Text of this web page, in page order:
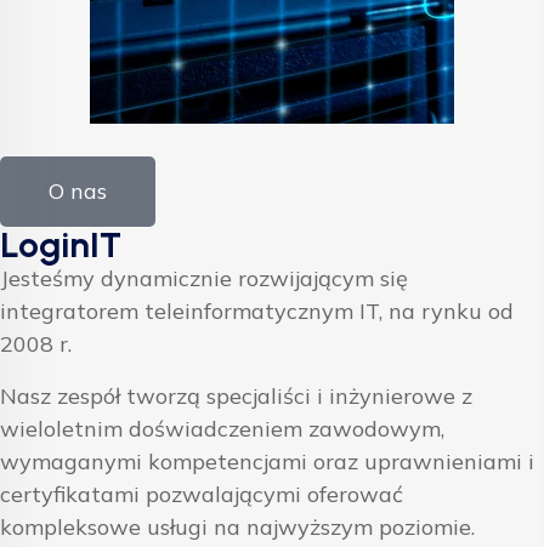
O nas
LoginIT
Jesteśmy dynamicznie rozwijającym się
integratorem teleinformatycznym IT, na rynku od
2008 r.
Nasz zespół tworzą specjaliści i inżynierowe z
wieloletnim doświadczeniem zawodowym,
wymaganymi kompetencjami oraz uprawnieniami i
certyfikatami pozwalającymi oferować
kompleksowe usługi na najwyższym poziomie.